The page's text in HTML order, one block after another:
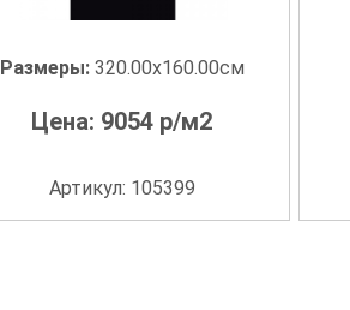
Размеры: 320.00x160.00см
Цена: 9054 р/м2
Артикул: 105399